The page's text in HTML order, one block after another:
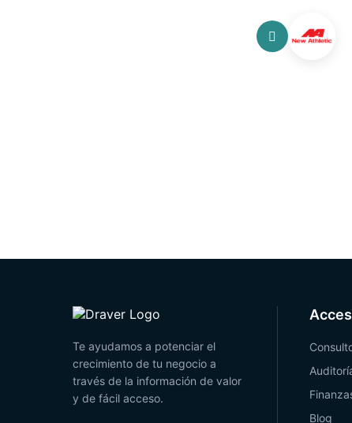
Te ayudamos a potenciar el
crecimiento de tu negocio a
través de la información de valor
y de fácil acceso.
Blog